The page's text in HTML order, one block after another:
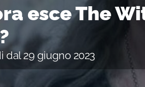
esce The
dal 29 giugno 2023